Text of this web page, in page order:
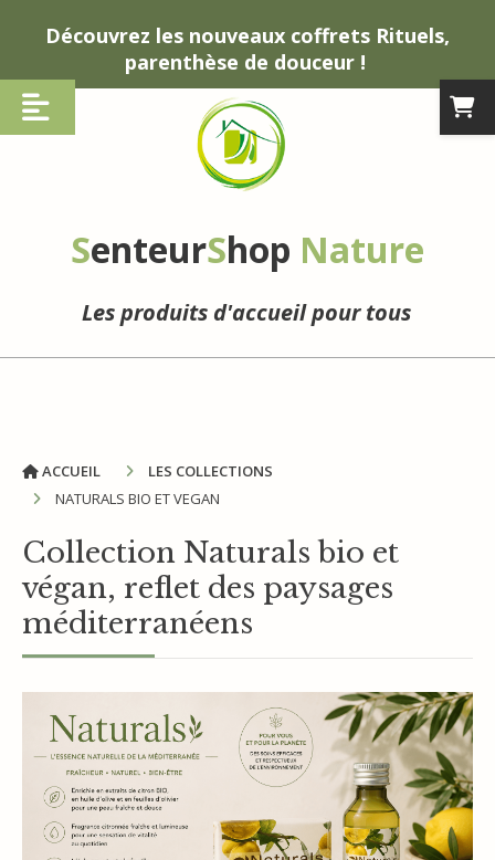
Découvrez les nouveaux coffrets Rituels,
parenthèse de douceur !
SenteurShop Nature
Les produits d'accueil pour tous
ACCUEIL
LES COLLECTIONS
NATURALS BIO ET VEGAN
Collection Naturals bio et
végan, reflet des paysages
méditerranéens